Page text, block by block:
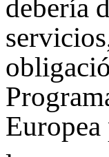
debería